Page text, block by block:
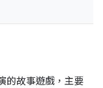
的故事遊戲，主要